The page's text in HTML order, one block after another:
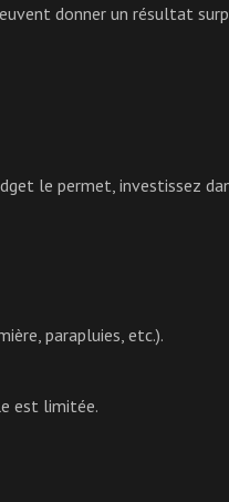
donner un résultat
le permet, investissez
parapluies, etc.).
est limitée.